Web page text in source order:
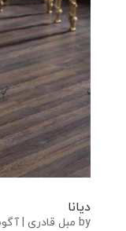
دیانا
by مبل قادری |آگوست